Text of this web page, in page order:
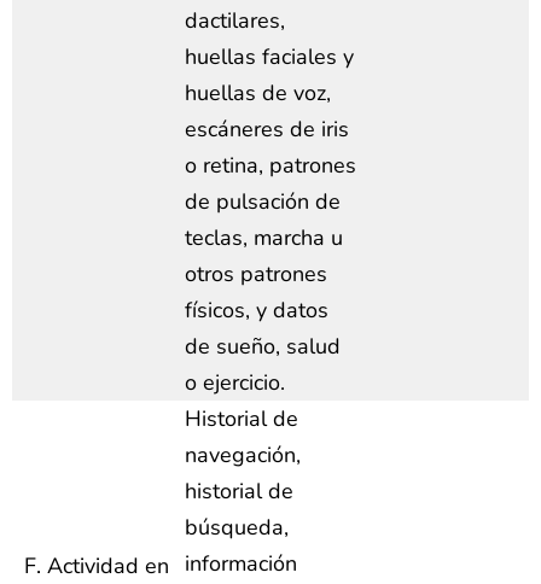
dactilares,
huellas faciales y
huellas de voz,
escáneres de iris
o retina, patrones
de pulsación de
teclas, marcha u
otros patrones
físicos, y datos
de sueño, salud
o ejercicio.
F. Actividad en
Historial de
navegación,
historial de
búsqueda,
información